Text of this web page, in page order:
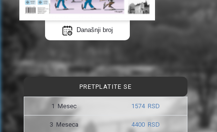
Današnji broj
PRETPLATITE SE
1 Mesec 1574 RSD
3 Meseca 4400 RSD